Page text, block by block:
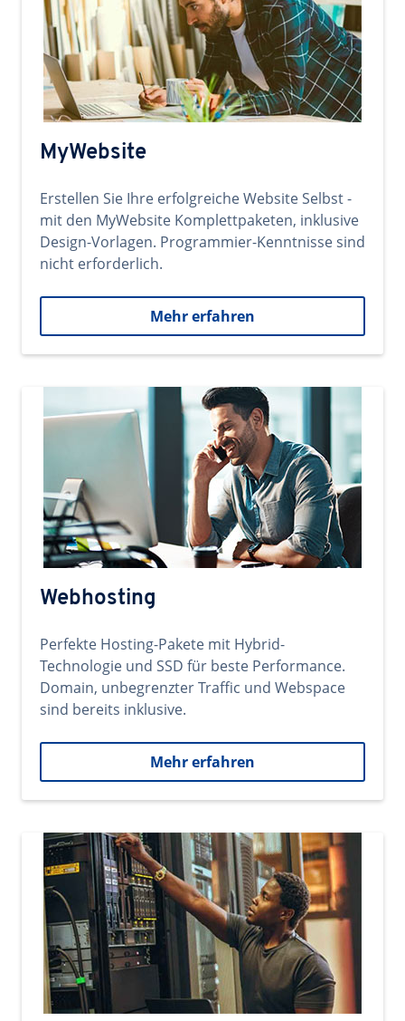
MyWebsite
Erstellen Sie Ihre erfolgreiche Website Selbst -
mit den MyWebsite Komplettpaketen, inklusive
Design-Vorlagen. Programmier-Kenntnisse sind
nicht erforderlich.
Mehr erfahren
Webhosting
Perfekte Hosting-Pakete mit Hybrid-
Technologie und SSD für beste Performance.
Domain, unbegrenzter Traffic und Webspace
sind bereits inklusive.
Mehr erfahren